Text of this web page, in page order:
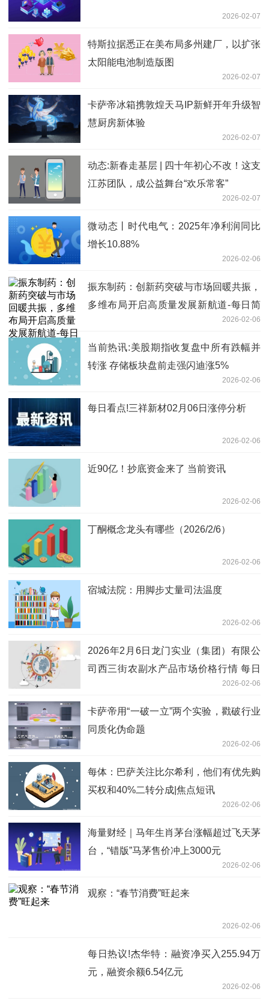
2026-02-07
特斯拉据悉正在美布局多州建厂，以扩张
太阳能电池制造版图
2026-02-07
卡萨帝冰箱携敦煌天马IP新鲜开年升级智
慧厨房新体验
2026-02-07
动态:新春走基层 | 四十年初心不改！这支
江苏团队，成公益舞台“欢乐常客”
2026-02-07
微动态丨时代电气：2025年净利润同比
增长10.88%
2026-02-06
振东制药：创新药突破与市场回暖共振，
多维布局开启高质量发展新航道-每日简
2026-02-06
当前热讯:美股期指收复盘中所有跌幅并
转涨 存储板块盘前走强闪迪涨5%
2026-02-06
每日看点!三祥新材02月06日涨停分析
2026-02-06
近90亿！抄底资金来了 当前资讯
2026-02-06
丁酮概念龙头有哪些（2026/2/6）
2026-02-06
宿城法院：用脚步丈量司法温度
2026-02-06
2026年2月6日龙门实业（集团）有限公
司西三街农副水产品市场价格行情 每日
2026-02-06
卡萨帝用“一破一立”两个实验，戳破行业
同质化伪命题
2026-02-06
每体：巴萨关注比尔希利，他们有优先购
买权和40%二转分成|焦点短讯
2026-02-06
海量财经｜马年生肖茅台涨幅超过飞天茅
台，“错版”马茅售价冲上3000元
2026-02-06
观察：“春节消费”旺起来
2026-02-06
每日热议!杰华特：融资净买入255.94万
元，融资余额6.54亿元
2026-02-06